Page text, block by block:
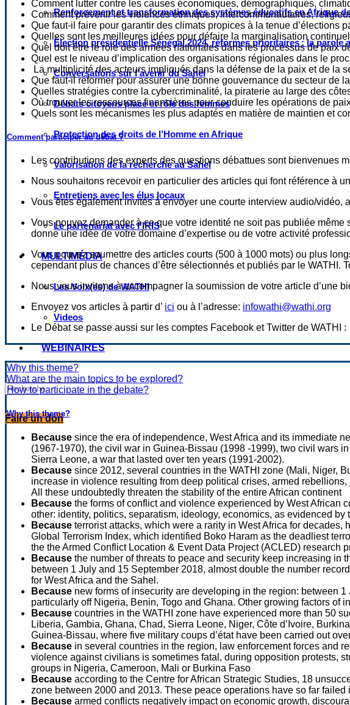
Renforcement et transformation des systèmes éducatifs en Afrique
Élection présidentielle Sénégal 2024, réformes prioritaires : la
Conversations sur l’avenir du Sahel
Débats citoyens place et rôle des femmes
Protection des droits de l’Homme en Afrique
Valorisation de la recherche au Sahel
Entretiens avec les élus locaux
Le partenariat avec l’IRIS
MULTIMÉDIA
Les Voix(es) de WATHI
Videos
WEBINAIRES
Faire un don
Comment lutter contre les causes économiques, démographiques,
Comment prévenir les violences ethniques, intercommunautaires,
Que faut-il faire pour garantir des climats propices à la tenue d’élections
Quelles sont les meilleures idées pour défaire la marginalisation
Quel doit être le rôle des armées nationales dans les processus de paix
Quel est le niveau d’implication des organisations régionales dans le
La multiplicité des acteurs impliqués dans la défense de la paix et de la
Que faut-il réformer pour assurer une bonne gouvernance du secteur de
Quelles stratégies contre la cybercriminalité, la piraterie au large des
Où trouver les ressources financières pour conduire les opérations de
Quels sont les mécanismes les plus adaptés en matière de maintien et
Comment participer au débat ?
Les contributions des experts des questions débattues sont bienvenues
Nous souhaitons recevoir en particulier des articles qui font référence à
Vous êtes également invités à envoyer une courte interview audio/vidéo,
Vous pouvez demander à ce que votre identité ne soit pas publiée
donne une idée de votre domaine d’expertise ou de votre activité
Vous pouvez soumettre des articles courts (500 à 1000 mots) ou plus
cependant plus de chances d’être sélectionnés et publiés par le
Nous vous invitons à accompagner la soumission de votre article d’une
Envoyez vos articles à partir d’ ici ou à l’adresse: infowathi@wathi.org
Le Débat se passe aussi sur les comptes Facebook et Twitter de WATHI :
Why this theme?
What are the main topics to be explored?
How to participate in the debate?
Why this theme?
Because since the era of independence, West Africa and its immediate
(1967-1970), the civil war in Guinea-Bissau (1998 -1999), two civil wars
Sierra Leone, a war that lasted over ten years (1991-2002).
Because since 2012, several countries in the WATHI zone (Mali, Niger,
increase in violence resulting from deep political crises, armed
All these undoubtedly threaten the stability of the entire African continent
Because the forms of conflict and violence experienced by West African
other: identity, politics, separatism, ideology, economics, as evidenced
Because terrorist attacks, which were a rarity in West Africa for
Global Terrorism Index, which identified Boko Haram as the deadliest
the the Armed Conflict Location & Event Data Project (ACLED) research
Because the number of threats to peace and security keep increasing in
between 1 July and 15 September 2018, almost double the number
for West Africa and the Sahel.
Because new forms of insecurity are developing in the region: between
particularly off Nigeria, Benin, Togo and Ghana. Other growing factors of
Because countries in the WATHI zone have experienced more than 50
Liberia, Gambia, Ghana, Chad, Sierra Leone, Niger, Côte d’Ivoire,
Guinea-Bissau, where five military coups d’état have been carried out
Because in several countries in the region, law enforcement forces and
violence against civilians is sometimes fatal, during opposition protests,
groups in Nigeria, Cameroon, Mali or Burkina Faso
Because according to the Centre for African Strategic Studies, 18
zone between 2000 and 2013. These peace operations have so far
Because armed conflicts negatively impact on economic growth,